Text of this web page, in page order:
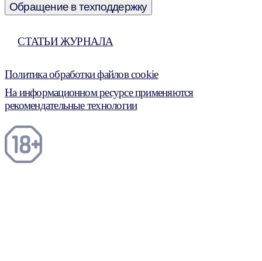
Обращение в техподдержку
СТАТЬИ ЖУРНАЛА
Политика обработки файлов cookie
На информационном ресурсе применяются
рекомендательные технологии